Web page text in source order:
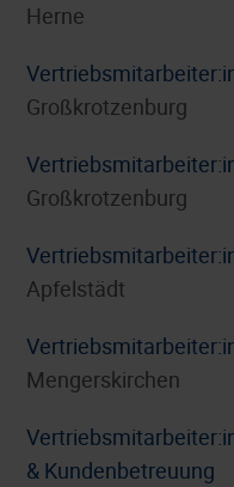
Herne
Großkrotzenburg
Großkrotzenburg
Apfelstädt
Mengerskirchen
& Kundenbetreuung